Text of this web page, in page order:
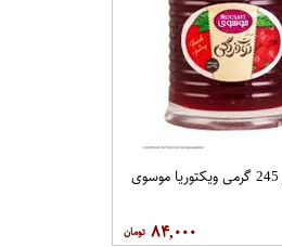
۸۴,۰۰۰